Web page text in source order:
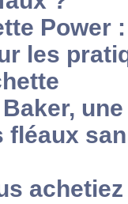
Power
les
fléaux